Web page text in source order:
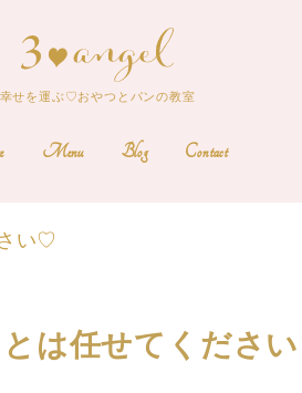
幸せを運ぶ♡おやつとパンの教室
Menu Blog Contact
い♡
は任せてくださ